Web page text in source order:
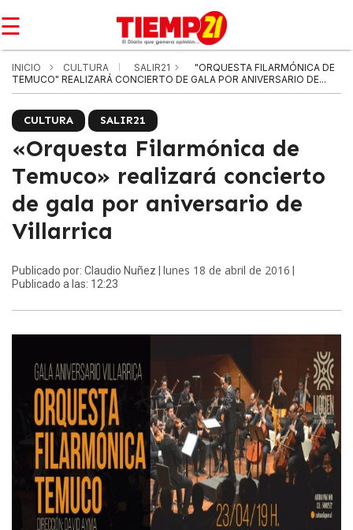
☰
INICIO CULTURA SALIR21
"ORQUESTA FILARMÓNICA DE
TEMUCO" REALIZARÁ CONCIERTO DE GALA POR ANIVERSARIO DE...
CULTURA SALIR21
«Orquesta Filarmónica de
Temuco» realizará concierto
de gala por aniversario de
Villarrica
Publicado por: Claudio Nuñez | lunes 18 de abril de 2016
Publicado a las: 12:23